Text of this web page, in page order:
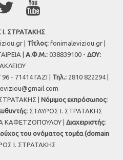
Ι. ΣΤΡΑΤΑΚΗΣ
| Τίτλος:fonimaleviziou.gr |
| Α.Φ.Μ.: 038839100 - ΔΟΥ:
- 71414 ΓΑΖΙ | Τηλ.: 2810 822294 |
| Νόμιμος εκπρόσωπος:
ΣΤΑΥΡΟΣ Ι. ΣΤΡΑΤΑΚΗΣ
ΚΑΦΕΤΖΟΠΟΥΛΟΥ | Διαχειριστής:
του ονόματος τομέα (domain
Ι. ΣΤΡΑΤΑΚΗΣ